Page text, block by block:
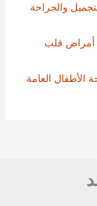
والجراحة
أمراض قلب
الأطفال العامة